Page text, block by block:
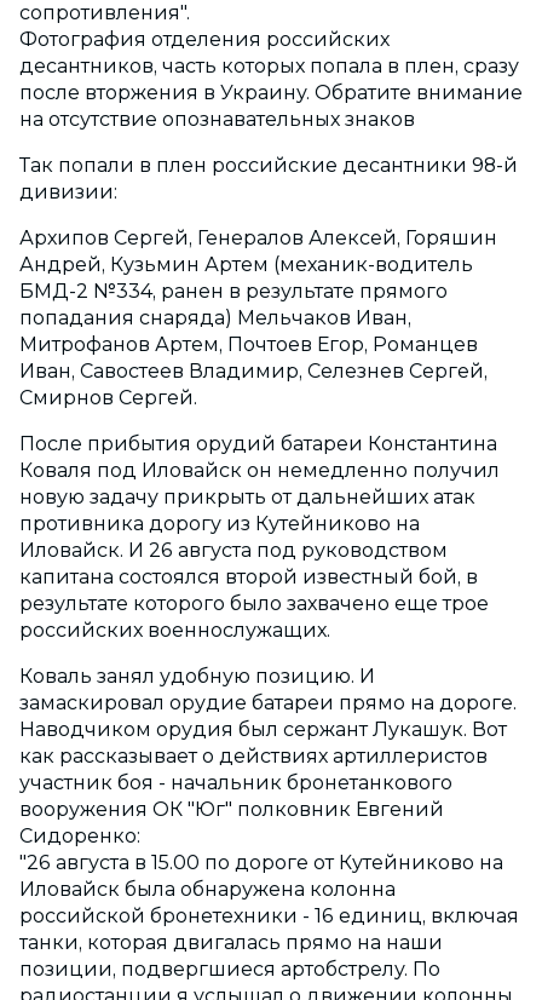
сопротивления".
Фотография отделения российских
десантников, часть которых попала в плен, сразу
после вторжения в Украину. Обратите внимание
на отсутствие опознавательных знаков
Так попали в плен российские десантники 98-й
дивизии:
Архипов Сергей, Генералов Алексей, Горяшин
Андрей, Кузьмин Артем (механик-водитель
БМД-2 №334, ранен в результате прямого
попадания снаряда) Мельчаков Иван,
Митрофанов Артем, Почтоев Егор, Романцев
Иван, Савостеев Владимир, Селезнев Сергей,
Смирнов Сергей.
После прибытия орудий батареи Константина
Коваля под Иловайск он немедленно получил
новую задачу прикрыть от дальнейших атак
противника дорогу из Кутейниково на
Иловайск. И 26 августа под руководством
капитана состоялся второй известный бой, в
результате которого было захвачено еще трое
российских военнослужащих.
Коваль занял удобную позицию. И
замаскировал орудие батареи прямо на дороге.
Наводчиком орудия был сержант Лукашук. Вот
как рассказывает о действиях артиллеристов
участник боя - начальник бронетанкового
вооружения ОК "Юг" полковник Евгений
Сидоренко:
"26 августа в 15.00 по дороге от Кутейниково на
Иловайск была обнаружена колонна
российской бронетехники - 16 единиц, включая
танки, которая двигалась прямо на наши
позиции, подвергшиеся артобстрелу. По